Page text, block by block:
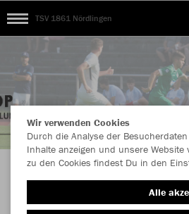
TSV 1861 Nördlingen
Herzlich Willkommen im
Wir verwenden Cookies
Durch die Analyse der
Inhalte anzeigen und unsere
zu den Cookies findest Du in den
Alle